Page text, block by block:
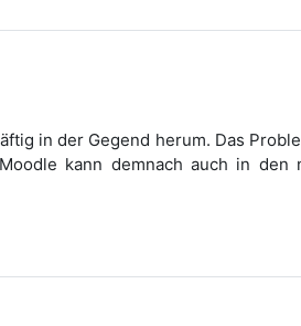
in der Gegend herum. Das
kann demnach auch in den